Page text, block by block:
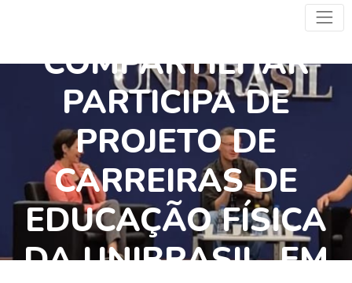
PROFESSORA DO
COMPARTILHAR
PARTICIPA DE
PROJETO DE
CARREIRAS DE
EDUCAÇÃO FÍSICA
DA UNIBRASIL, EM